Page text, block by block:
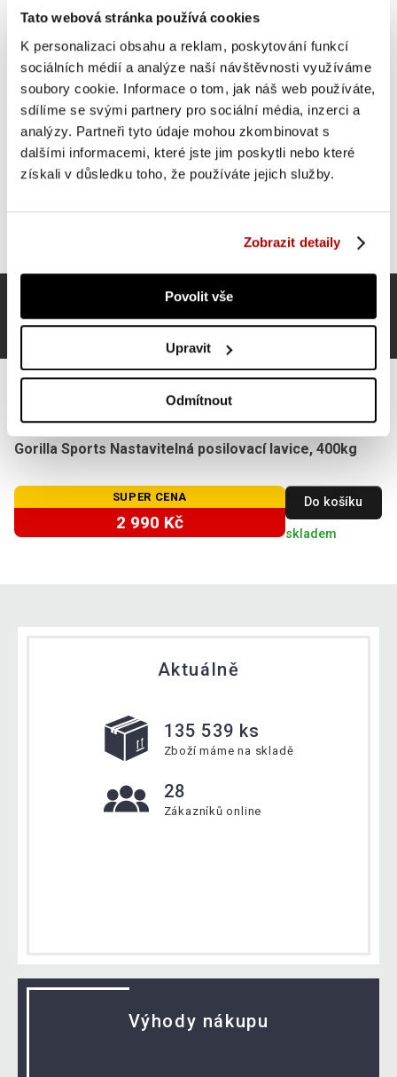
Tato webová stránka používá cookies
K personalizaci obsahu a reklam, poskytování funkcí
sociálních médií a analýze naší návštěvnosti využíváme
soubory cookie. Informace o tom, jak náš web používáte,
sdílíme se svými partnery pro sociální média, inzerci a
analýzy. Partneři tyto údaje mohou zkombinovat s
dalšími informacemi, které jste jim poskytli nebo které
získali v důsledku toho, že používáte jejich služby.
Zobrazit detaily
Povolit vše
Upravit
Odmítnout
OSTATNÍ SI TAKÉ PROHLÍŽEJÍ
SUPER CENA
Gorilla Sports Nastavitelná posilovací lavice, 400kg
SUPER CENA
2 990 Kč
Do košíku
skladem
Aktuálně
135 539 ks
Zboží máme na skladě
28
Zákazníků online
Výhody nákupu